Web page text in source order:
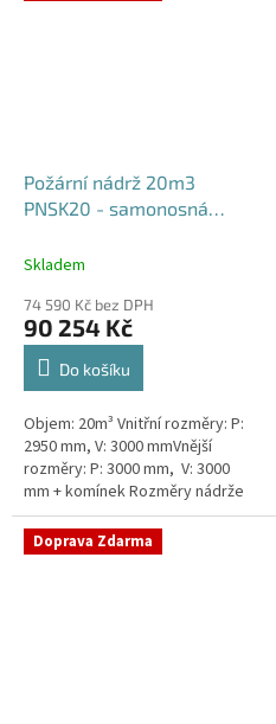
Požární nádrž 20m3
PNSK20 - samonosná
Skladem
74 590 Kč bez DPH
90 254 Kč
Do košíku
Objem: 20m³ Vnitřní rozměry: P:
2950 mm, V: 3000 mmVnější
rozměry: P: 3000 mm, V: 3000
mm + komínek Rozměry nádrže
možno jakkoliv upravit -
vyrobíme nádrž na míru!Nádrž...
Doprava Zdarma